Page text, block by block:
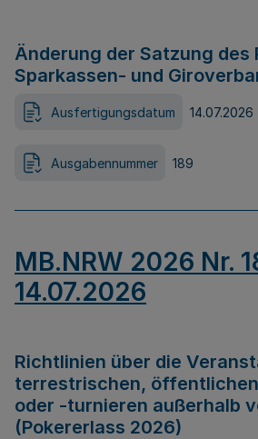
Änderung der Satzung des
Sparkassen- und
Ausfertigungsdatum 14.07.2026
Ausgabennummer 189
MB.NRW 2026 Nr.
14.07.2026
Richtlinien über die
terrestrischen,
oder -turnieren außerhalb
(Pokererlass 2026)